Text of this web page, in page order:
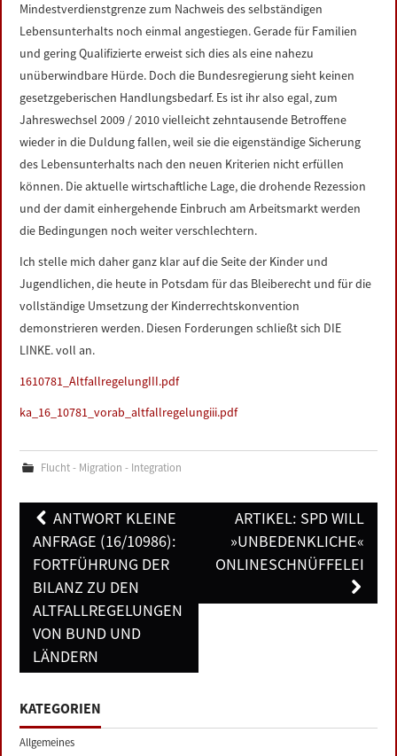
Mindestverdienstgrenze zum Nachweis des selbständigen
Lebensunterhalts noch einmal angestiegen. Gerade für Familien
und gering Qualifizierte erweist sich dies als eine nahezu
unüberwindbare Hürde. Doch die Bundesregierung sieht keinen
gesetzgeberischen Handlungsbedarf. Es ist ihr also egal, zum
Jahreswechsel 2009 / 2010 vielleicht zehntausende Betroffene
wieder in die Duldung fallen, weil sie die eigenständige Sicherung
des Lebensunterhalts nach den neuen Kriterien nicht erfüllen
können. Die aktuelle wirtschaftliche Lage, die drohende Rezession
und der damit einhergehende Einbruch am Arbeitsmarkt werden
die Bedingungen noch weiter verschlechtern.
Ich stelle mich daher ganz klar auf die Seite der Kinder und
Jugendlichen, die heute in Potsdam für das Bleiberecht und für die
vollständige Umsetzung der Kinderrechtskonvention
demonstrieren werden. Diesen Forderungen schließt sich DIE
LINKE. voll an.
1610781_AltfallregelungIII.pdf
ka_16_10781_vorab_altfallregelungiii.pdf
Flucht - Migration - Integration
Post
navigation
ANTWORT KLEINE
ANFRAGE (16/10986):
FORTFÜHRUNG DER
BILANZ ZU DEN
ALTFALLREGELUNGEN
VON BUND UND
LÄNDERN
ARTIKEL: SPD WILL
»UNBEDENKLICHE«
ONLINESCHNÜFFELEI
KATEGORIEN
Allgemeines